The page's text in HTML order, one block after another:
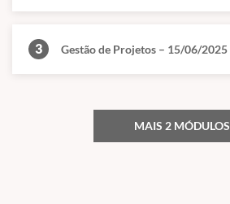
3 Gestão de Projetos – 15/06/2025
MAIS 2 MÓDULOS